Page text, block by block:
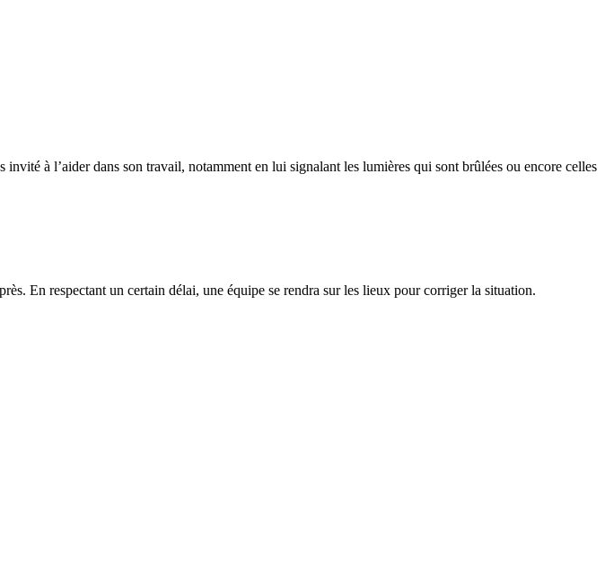
à l’aider dans son travail, notamment en lui signalant les lumières qui sont brûlées ou encore celles
En respectant un certain délai, une équipe se rendra sur les lieux pour corriger la situation.